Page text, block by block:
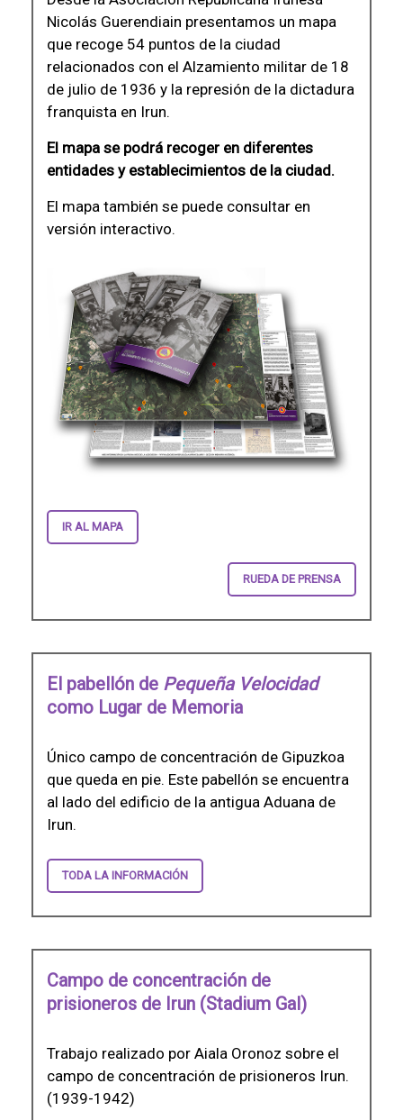
Nicolás Guerendiain presentamos un mapa
que recoge 54 puntos de la ciudad
relacionados con el Alzamiento militar de 18
de julio de 1936 y la represión de la dictadura
franquista en Irun.
El mapa se podrá recoger en diferentes
entidades y establecimientos de la ciudad.
El mapa también se puede consultar en
versión interactivo.
IR AL MAPA
RUEDA DE PRENSA
El pabellón de Pequeña Velocidad
como Lugar de Memoria
Único campo de concentración de Gipuzkoa
que queda en pie. Este pabellón se encuentra
al lado del edificio de la antigua Aduana de
Irun.
TODA LA INFORMACIÓN
Campo de concentración de
prisioneros de Irun (Stadium Gal)
Trabajo realizado por Aiala Oronoz sobre el
campo de concentración de prisioneros Irun.
(1939-1942)